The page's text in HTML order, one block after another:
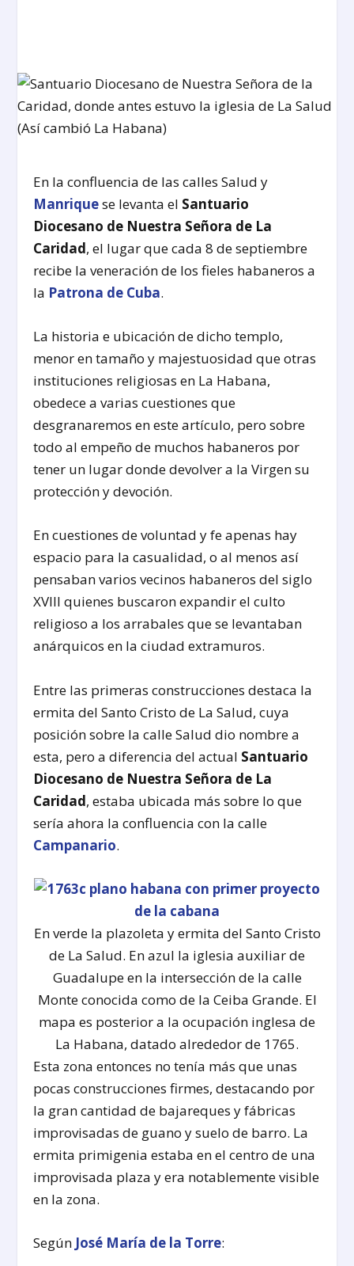
En la confluencia de las calles Salud y
Manriquese levanta el Santuario
Diocesano de Nuestra Señora de La
Caridad, el lugar que cada 8 de septiembre
recibe la veneración de los fieles habaneros a
la Patrona de Cuba.
La historia e ubicación de dicho templo,
menor en tamaño y majestuosidad que otras
instituciones religiosas en La Habana,
obedece a varias cuestiones que
desgranaremos en este artículo, pero sobre
todo al empeño de muchos habaneros por
tener un lugar donde devolver a la Virgen su
protección y devoción.
En cuestiones de voluntad y fe apenas hay
espacio para la casualidad, o al menos así
pensaban varios vecinos habaneros del siglo
XVIII quienes buscaron expandir el culto
religioso a los arrabales que se levantaban
anárquicos en la ciudad extramuros.
Entre las primeras construcciones destaca la
ermita del Santo Cristo de La Salud, cuya
posición sobre la calle Salud dio nombre a
esta, pero a diferencia del actual Santuario
Diocesano de Nuestra Señora de La
Caridad, estaba ubicada más sobre lo que
sería ahora la confluencia con la calle
Campanario.
En verde la plazoleta y ermita del Santo Cristo
de La Salud. En azul la iglesia auxiliar de
Guadalupe en la intersección de la calle
Monte conocida como de la Ceiba Grande. El
mapa es posterior a la ocupación inglesa de
La Habana, datado alrededor de 1765.
Esta zona entonces no tenía más que unas
pocas construcciones firmes, destacando por
la gran cantidad de bajareques y fábricas
improvisadas de guano y suelo de barro. La
ermita primigenia estaba en el centro de una
improvisada plaza y era notablemente visible
en la zona.
Según José María de la Torre: